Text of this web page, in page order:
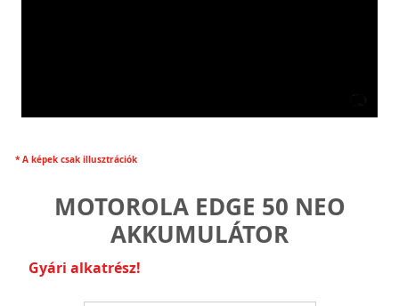
* A képek csak illusztrációk
MOTOROLA EDGE 50 NEO
AKKUMULÁTOR
Gyári alkatrész!